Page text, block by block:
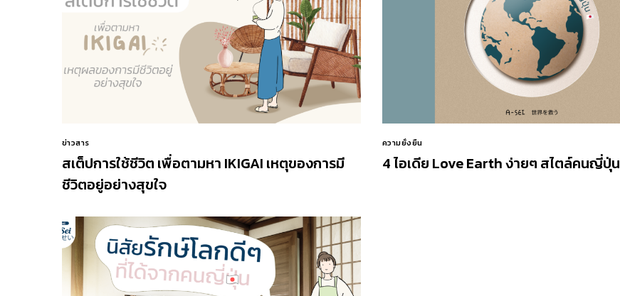
ข่าวสาร
สเต็ปการใช้ชีวิต เพื่อตามหา IKIGAI เหตุของการมี
ชีวิตอยู่อย่างสุขใจ
ความยั่งยืน
4 ไอเดีย Love Earth ง่ายๆ สไตล์คนญี่ปุ่น